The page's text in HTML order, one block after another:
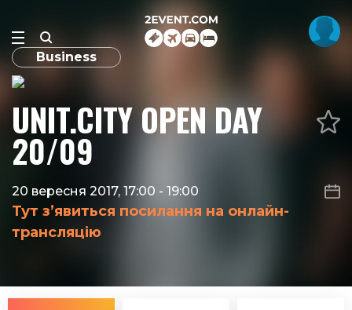
Business
UNIT.CITY OPEN DAY
20/09
20 вересня 2017, 17:00 - 19:00
Тут з’явиться посилання на онлайн-
трансляцію